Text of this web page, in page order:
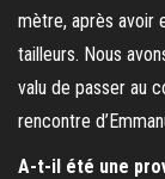
mètre, après avoir
tailleurs. Nous
valu de passer au
rencontre
A-t-il été une